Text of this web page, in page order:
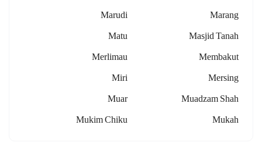
Marang
Marudi
Masjid Tanah
Matu
Membakut
Merlimau
Mersing
Miri
Muadzam Shah
Muar
Mukah
Mukim Chiku